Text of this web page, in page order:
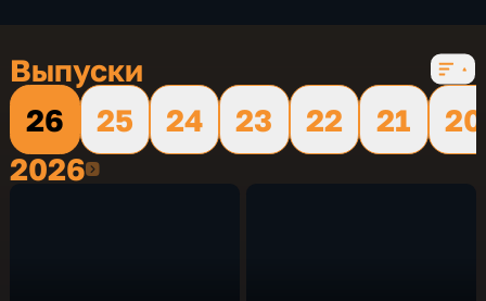
Выпуски
26
25 24 23 22 21
20
20262026